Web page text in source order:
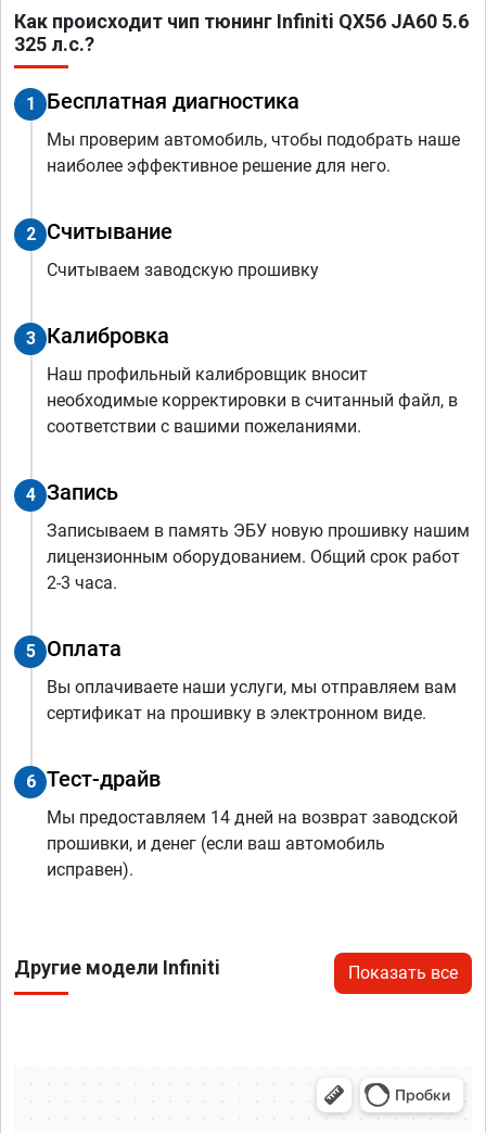
Как происходит чип тюнинг Infiniti QX56 JA60 5.6
325 л.с.?
1 Бесплатная диагностика
Мы проверим автомобиль, чтобы подобрать наше
наиболее эффективное решение для него.
2 Считывание
Считываем заводскую прошивку
3 Калибровка
Наш профильный калибровщик вносит
необходимые корректировки в считанный файл, в
соответствии с вашими пожеланиями.
4 Запись
Записываем в память ЭБУ новую прошивку нашим
лицензионным оборудованием. Общий срок работ
2-3 часа.
5 Оплата
Вы оплачиваете наши услуги, мы отправляем вам
сертификат на прошивку в электронном виде.
6 Тест-драйв
Мы предоставляем 14 дней на возврат заводской
прошивки, и денег (если ваш автомобиль
исправен).
Другие модели Infiniti Показать все